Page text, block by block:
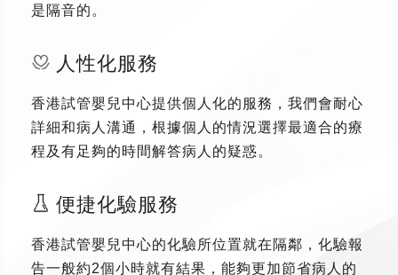
是隔音的。
人性化服務
香港試管嬰兒中心提供個人化的服務，我們會耐心
詳細和病人溝通，根據個人的情況選擇最適合的療
程及有足夠的時間解答病人的疑惑。
便捷化驗服務
香港試管嬰兒中心的化驗所位置就在隔鄰，化驗報
告一般約2個小時就有結果，能夠更加節省病人的